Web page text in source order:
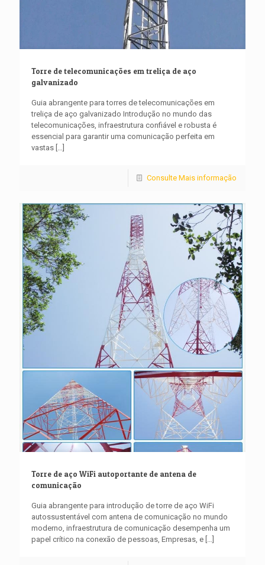
Torre de telecomunicações em treliça de aço
galvanizado
Guia abrangente para torres de telecomunicações em
treliça de aço galvanizado Introdução no mundo das
telecomunicações, infraestrutura confiável e robusta é
essencial para garantir uma comunicação perfeita em
vastas […]
Consulte Mais informação
Torre de aço WiFi autoportante de antena de
comunicação
Guia abrangente para introdução de torre de aço WiFi
autossustentável com antena de comunicação no mundo
moderno, infraestrutura de comunicação desempenha um
papel crítico na conexão de pessoas, Empresas, e